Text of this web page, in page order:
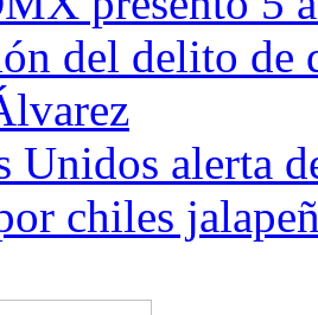
del delito de
Unidos alerta
chiles